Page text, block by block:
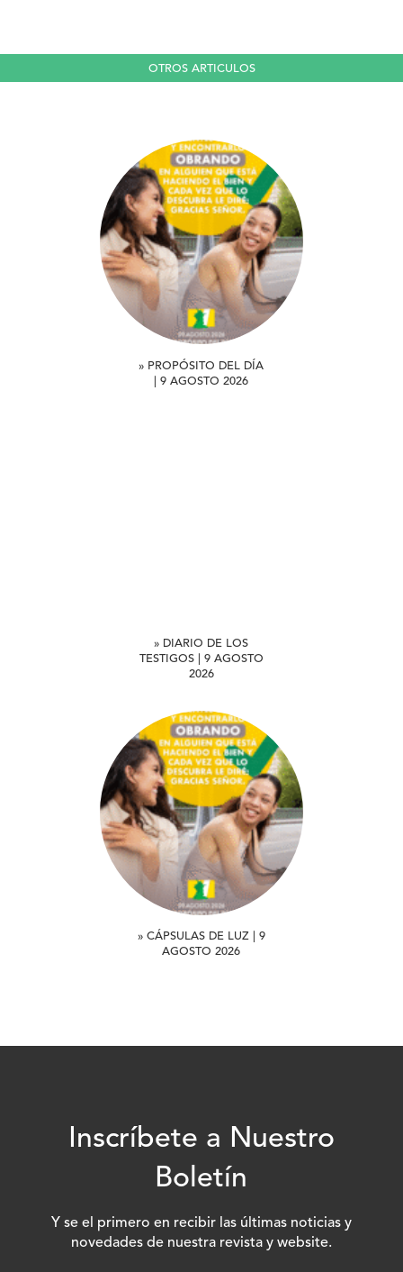
OTROS ARTICULOS
» PROPÓSITO DEL DÍA
| 9 AGOSTO 2026
» DIARIO DE LOS
TESTIGOS | 9 AGOSTO
2026
» CÁPSULAS DE LUZ | 9
AGOSTO 2026
Inscríbete a Nuestro
Boletín
Y se el primero en recibir las últimas noticias y
novedades de nuestra revista y website.